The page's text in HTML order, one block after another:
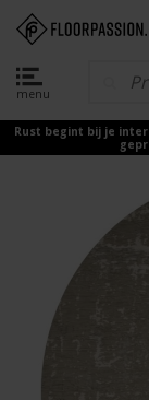
menu
Rust begint bij je